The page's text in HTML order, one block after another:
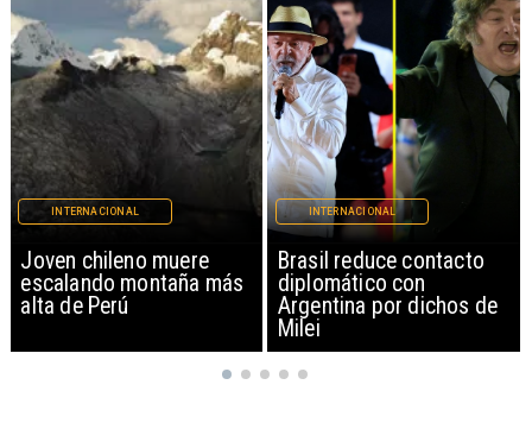
Brasil reduce contacto
diplomático con
Argentina por dichos de
INTERNACIONAL
China restringe
exportación de drones a
EEUU y sanciona
empresas
INTERNACIONAL